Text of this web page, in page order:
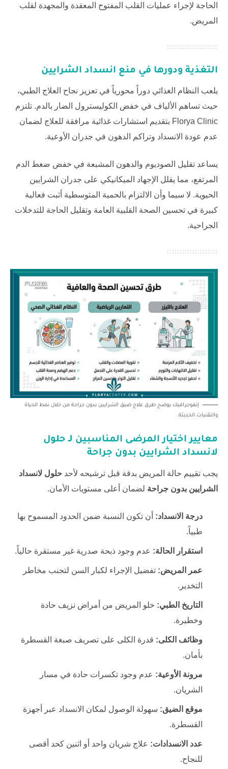
الحاجة لإجراء عمليات القلب المفتوح المعقدة والمجهدة لقلب
المريض.
التغذية ودورها في منع انسداد الشرايين
يلعب النظام الغذائي دوراً محورياً في تعزيز نجاح العلاج الطبي،
حيث تساهم الألياف في خفض الكوليسترول الضار بالدم. تلتزم
Florya Clinic بتقديم استشارات غذائية مرافقة للعلاج لضمان
عدم عودة الانسداد وتراكم الدهون في جدران الأوعية.
يساعد تقليل الصوديوم والدهون المشبعة في خفض ضغط الدم
المرتفع، مما يقلل الإجهاد الميكانيكي على جدران الشرايين
الحيوية. لا سيما وأن الالتزام بالحمية المتوسطية أثبت فعالية
كبيرة في تحسين الصحة القلبية العامة وتقليل الحاجة للتدخلات
الجراحية.
إنفوجرافيك يوضح طرق علاج ضيق الشرايين بدون جراحة من خلال نمط الحياة
والتقنيات الحديثة.
معايير اختيار المرضى المناسبين لـ حلول
لانسداد الشرايين بدون جراحة
يجب تقييم حالة المريض بدقة قبل ترشيحه لأحد حلول لانسداد
الشرايين بدون جراحة لضمان أعلى مستويات الأمان.
درجة الانسداد: أن تكون النسبة ضمن الحدود المسموح بها
طبياً.
استقرار الحالة: عدم وجود ذبحة صدرية غير مستقرة حالياً.
عمر المريض: تفضيل الإجراء لكبار السن لتجنب مخاطر
التخدير.
التاريخ الطبي: خلو المريض من أمراض نزيف حادة
وخطيرة.
وظائف الكلى: قدرة الكلى على تصريف صبغة القسطرة
بأمان.
مرونة الأوعية: عدم وجود تكسرات حادة في مسار
الشريان.
موقع الضيق: سهولة الوصول لمكان الانسداد عبر أجهزة
القسطرة.
عدد الانسدادات: علاج شريان واحد أو اثنين كحد أقصى
للنجاح.